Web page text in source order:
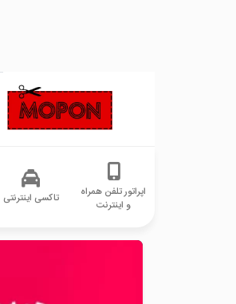
اپراتور تلفن همراه
و اینترنت
تاکسی اینترنتی